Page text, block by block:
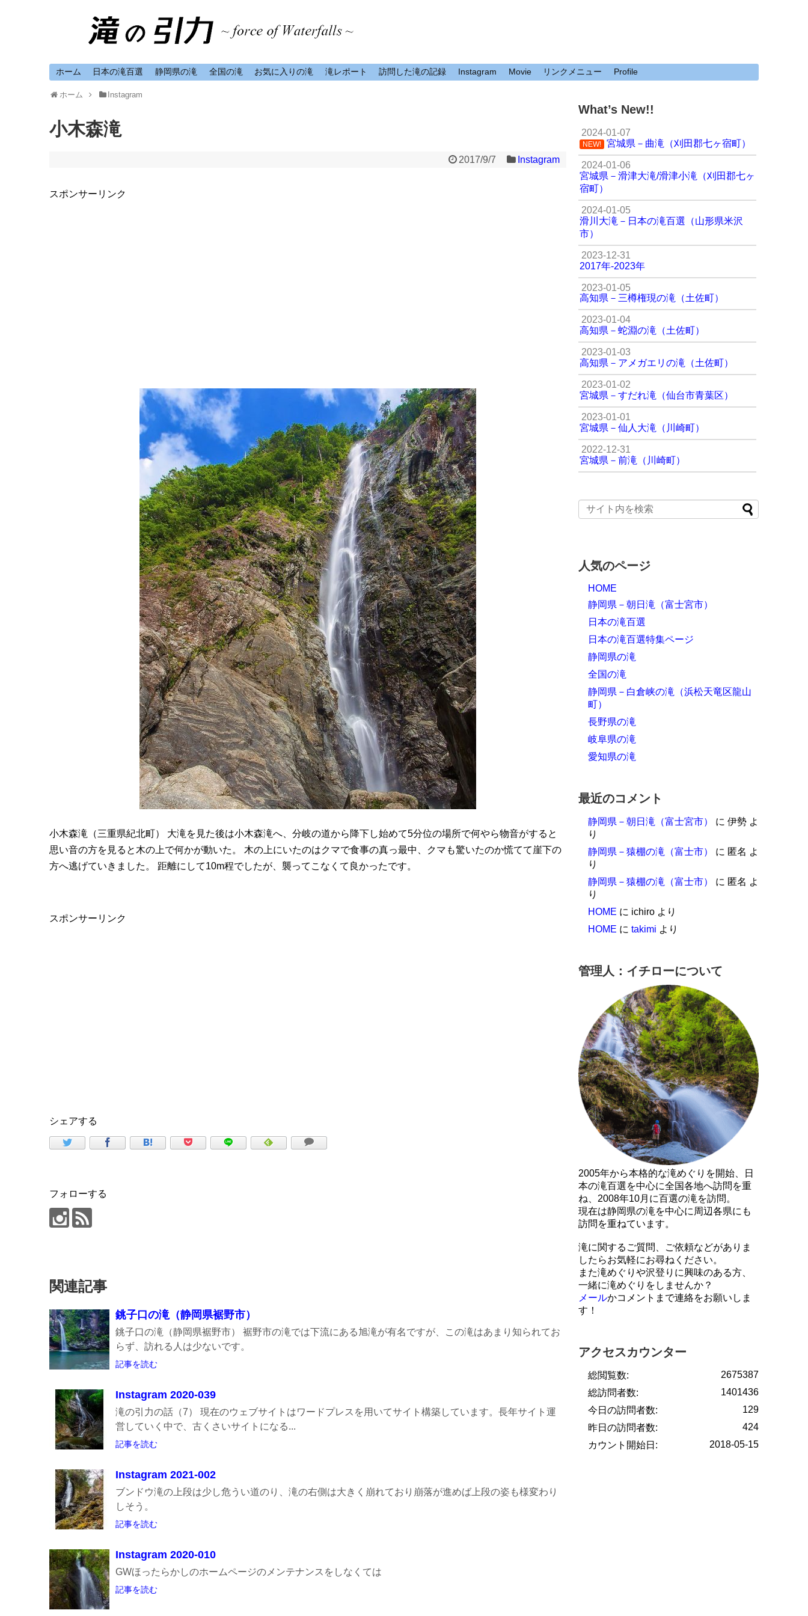
ホーム 日本の滝百選 静岡県の滝 全国の滝 お気に入りの滝 滝レポート 訪問した滝の記録 Instagram Movie リンクメニュー Profile
ホーム Instagram
小木森滝
2017/9/7 Instagram
スポンサーリンク
小木森滝（三重県紀北町） 大滝を見た後は小木森滝へ、分岐の道から降下し始めて5分位の場所で何やら物音がすると
思い音の方を見ると木の上で何かが動いた。 木の上にいたのはクマで食事の真っ最中、クマも驚いたのか慌てて崖下の
方へ逃げていきました。 距離にして10m程でしたが、襲ってこなくて良かったです。
スポンサーリンク
シェアする
フォローする
関連記事
銚子口の滝（静岡県裾野市）
銚子口の滝（静岡県裾野市） 裾野市の滝では下流にある旭滝が有名ですが、この滝はあまり知られてお
らず、訪れる人は少ないです。
記事を読む
Instagram 2020-039
滝の引力の話（7） 現在のウェブサイトはワードプレスを用いてサイト構築しています。長年サイト運
営していく中で、古くさいサイトになる...
記事を読む
Instagram 2021-002
ブンドウ滝の上段は少し危うい道のり、滝の右側は大きく崩れており崩落が進めば上段の姿も様変わり
しそう。
記事を読む
Instagram 2020-010
GWほったらかしのホームページのメンテナンスをしなくては
記事を読む
What’s New!!
2024-01-07
NEW! 宮城県－曲滝（刈田郡七ヶ宿町）
2024-01-06
宮城県－滑津大滝/滑津小滝（刈田郡七ヶ
宿町）
2024-01-05
滑川大滝－日本の滝百選（山形県米沢
市）
2023-12-31
2017年-2023年
2023-01-05
高知県－三樽権現の滝（土佐町）
2023-01-04
高知県－蛇淵の滝（土佐町）
2023-01-03
高知県－アメガエリの滝（土佐町）
2023-01-02
宮城県－すだれ滝（仙台市青葉区）
2023-01-01
宮城県－仙人大滝（川崎町）
2022-12-31
宮城県－前滝（川崎町）
人気のページ
HOME
静岡県－朝日滝（富士宮市）
日本の滝百選
日本の滝百選特集ページ
静岡県の滝
全国の滝
静岡県－白倉峡の滝（浜松天竜区龍山
町）
長野県の滝
岐阜県の滝
愛知県の滝
最近のコメント
静岡県－朝日滝（富士宮市） に 伊勢 よ
り
静岡県－猿棚の滝（富士市）
に 匿名 よ
り
静岡県－猿棚の滝（富士市）
に 匿名 よ
り
HOME に ichiro より
HOME に takimi より
管理人：イチローについて
2005年から本格的な滝めぐりを開始、日
本の滝百選を中心に全国各地へ訪問を重
ね、2008年10月に百選の滝を訪問。
現在は静岡県の滝を中心に周辺各県にも
訪問を重ねています。
滝に関するご質問、ご依頼などがありま
したらお気軽にお尋ねください。
また滝めぐりや沢登りに興味のある方、
一緒に滝めぐりをしませんか？
メールかコメントまで連絡をお願いしま
す！
アクセスカウンター
2675387
総閲覧数:
1401436
総訪問者数:
129
今日の訪問者数:
424
昨日の訪問者数:
2018-05-15
カウント開始日: